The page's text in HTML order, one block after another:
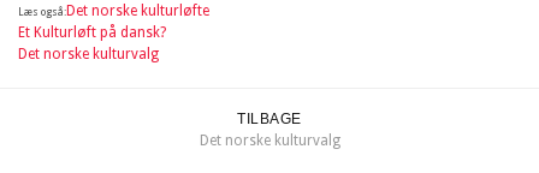
Læs også:Det norske kulturløfte
Et Kulturløft på dansk?
Det norske kulturvalg
TILBAGE
Det norske kulturvalg